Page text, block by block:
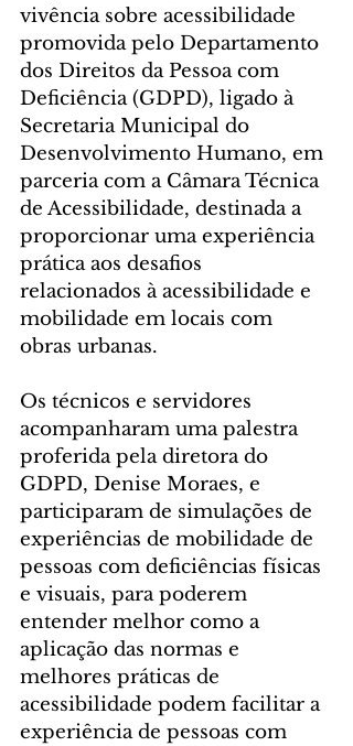
vivência sobre acessibilidade
promovida pelo Departamento
dos Direitos da Pessoa com
Deficiência (GDPD), ligado à
Secretaria Municipal do
Desenvolvimento Humano, em
parceria com a Câmara Técnica
de Acessibilidade, destinada a
proporcionar uma experiência
prática aos desafios
relacionados à acessibilidade e
mobilidade em locais com
obras urbanas.
Os técnicos e servidores
acompanharam uma palestra
proferida pela diretora do
GDPD, Denise Moraes, e
participaram de simulações de
experiências de mobilidade de
pessoas com deficiências físicas
e visuais, para poderem
entender melhor como a
aplicação das normas e
melhores práticas de
acessibilidade podem facilitar a
experiência de pessoas com